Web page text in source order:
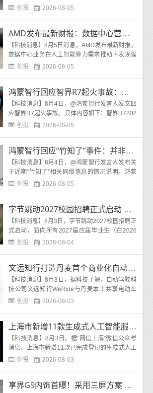
面，新系列带来了丰富的表径尺寸与拼色选择。
创投 2026-08-05
AMD发布最新财报：数据中心营收翻倍 游戏业务退居次席
【科技消息】8月5日消息，AMD发布最新财报，
数据中心业务在人工智能算力需求推动下表现强
劲，而游戏业务则因价格上涨和零部件供应短缺
创投 2026-08-05
鸿蒙智行回应智界R7起火事故：系金属异物撞击底盘所致
【科技消息】8月4日，@鸿蒙智行发言人发文回
应智界R7起火事故。具体内容如下：智界R7202
6年8月4日，一辆智界R7在上海市S20外环高速
创投 2026-08-05
鸿蒙智行回应“竹知了”事件：并非针对“竹知了”玩具
【科技消息】8月4日，@鸿蒙智行发言人发布关
于近期“竹知了”相关网络信息的情况说明。鸿蒙
智行鸿蒙智行方面表示，近日，围绕“竹知了”相
创投 2026-08-05
字节跳动2027校园招聘正式启动 上新AI全栈工程师等岗位
【科技消息】8月3日，字节跳动2027校园招聘正
式启动，面向所有2027届应届毕业生（在2026
年9月至2027年8月期间毕业）。字节跳动据科技
创投 2026-08-04
文远知行打造丹麦首个商业化自动驾驶共享出行项目
【科技消息】8月3日，据科技了解，自动驾驶科
技公司文远知行WeRide与丹麦本土共享电动车
出行平台GreenMobility宣布达成战略合作，共同
创投 2026-08-03
上海市新增11款生成式人工智能服务登记 累计达211款
【科技消息】8月3日，据“网信上海”微信公众号
消息，上海市新增11款已完成登记的生成式人工
智能服务。至此，上海市累计已完成211款生成
创投 2026-08-03
享界G9内饰首曝！采用三屏方案 搭载零重力座椅